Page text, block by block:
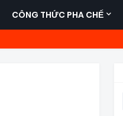
CÔNG THỨC PHA CHẾ